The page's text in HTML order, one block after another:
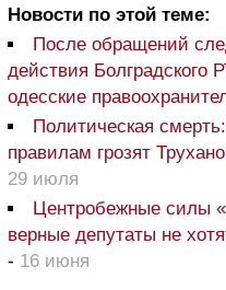
Новости по этой теме:
После обращений
действия Болградского
одесские
Политическая
правилам грозят
29 июля
Центробежные силы
верные депутаты не
- 16 июня